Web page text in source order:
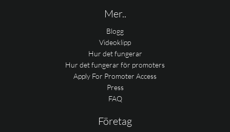
Mer..
Blogg
Videoklipp
Hur det fungerar
Hur det fungerar för promoters
Apply For Promoter Access
Press
FAQ
Företag